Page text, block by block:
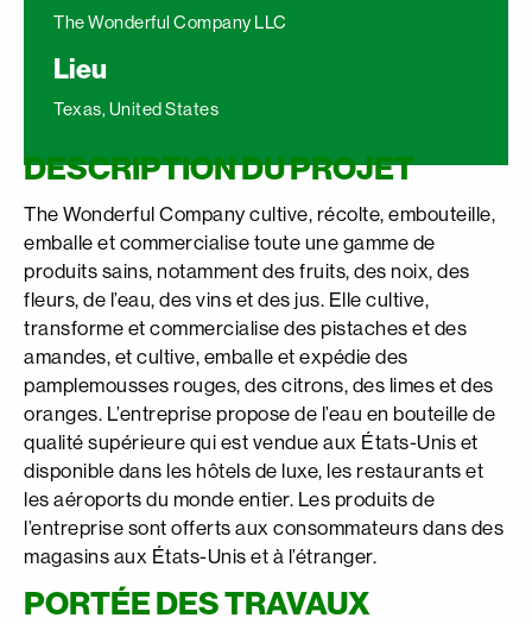
The Wonderful Company LLC
Lieu
Texas, United States
DESCRIPTION DU PROJET
The Wonderful Company cultive, récolte, embouteille,
emballe et commercialise toute une gamme de
produits sains, notamment des fruits, des noix, des
fleurs, de l’eau, des vins et des jus. Elle cultive,
transforme et commercialise des pistaches et des
amandes, et cultive, emballe et expédie des
pamplemousses rouges, des citrons, des limes et des
oranges. L’entreprise propose de l’eau en bouteille de
qualité supérieure qui est vendue aux États-Unis et
disponible dans les hôtels de luxe, les restaurants et
les aéroports du monde entier. Les produits de
l’entreprise sont offerts aux consommateurs dans des
magasins aux États-Unis et à l’étranger.
PORTÉE DES TRAVAUX